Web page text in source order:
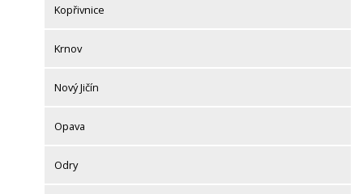
Kopřivnice
Krnov
Nový Jičín
Opava
Odry